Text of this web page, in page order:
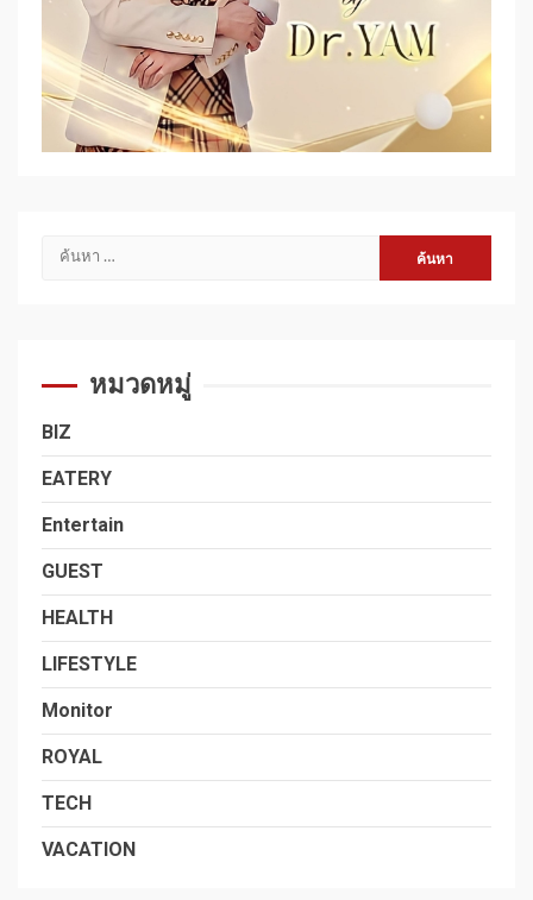
ค้นหา
หมวดหมู่
BIZ
EATERY
Entertain
GUEST
HEALTH
LIFESTYLE
Monitor
ROYAL
TECH
VACATION